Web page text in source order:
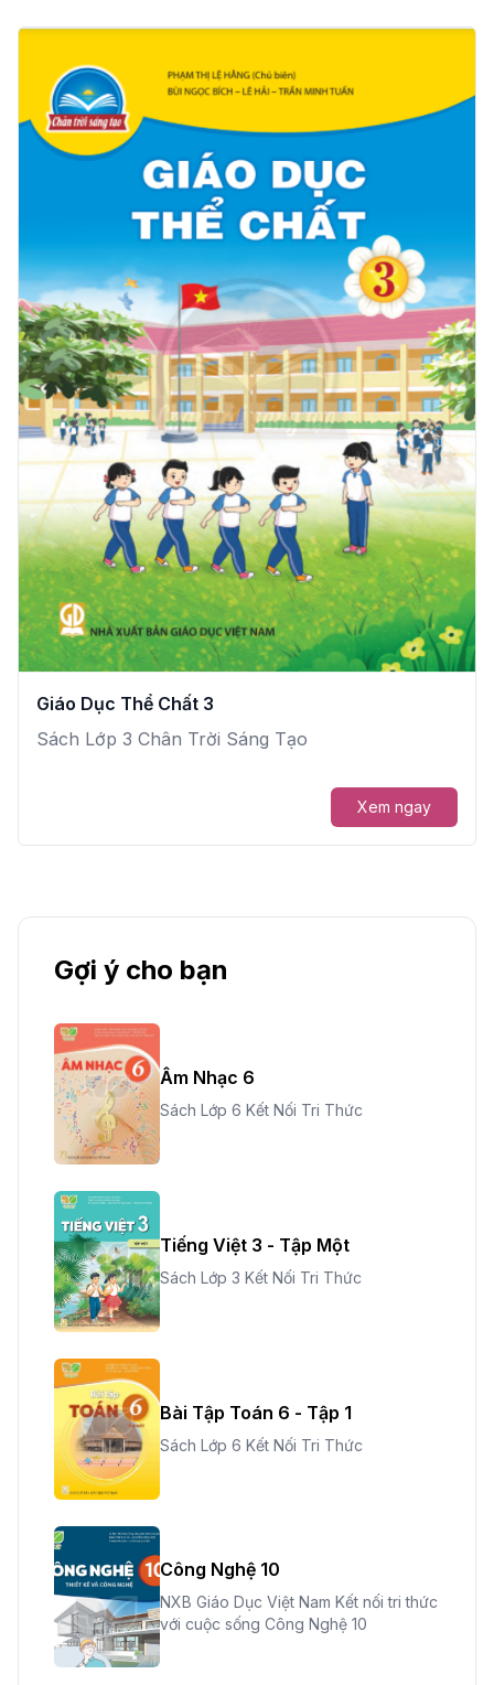
Giáo Dục Thể Chất 3
Sách Lớp 3 Chân Trời Sáng Tạo
Xem ngay
Gợi ý cho bạn
Âm Nhạc 6
Sách Lớp 6 Kết Nối Tri Thức
Tiếng Việt 3 - Tập Một
Sách Lớp 3 Kết Nối Tri Thức
Bài Tập Toán 6 - Tập 1
Sách Lớp 6 Kết Nối Tri Thức
Công Nghệ 10
NXB Giáo Dục Việt Nam Kết nối tri thức
với cuộc sống Công Nghệ 10